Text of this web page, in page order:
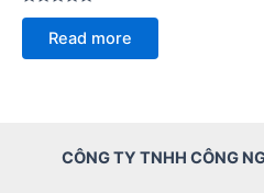
Rated
of
Read more
CÔNG TY TNHH CÔNG